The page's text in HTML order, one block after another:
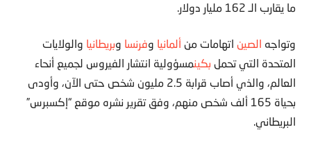
ما يقارب الـ 162 مليار دولار.
وتواجه الصين اتهامات منألمانيا وفرنسا وبريطانيا والولايات
المتحدة التي تحمل بكينمسؤولية انتشار الفيروس لجميع أنحاء
العالم، والذي أصاب قرابة 2.5 مليون شخص حتى الآن، وأودى
بحياة 165 ألف شخص منهم، وفق تقرير نشره موقع “إكسبرس”
البريطاني.